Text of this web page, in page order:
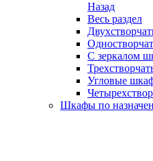
Назад
Весь раздел
С зеркалом
Угловые
Шкафы по